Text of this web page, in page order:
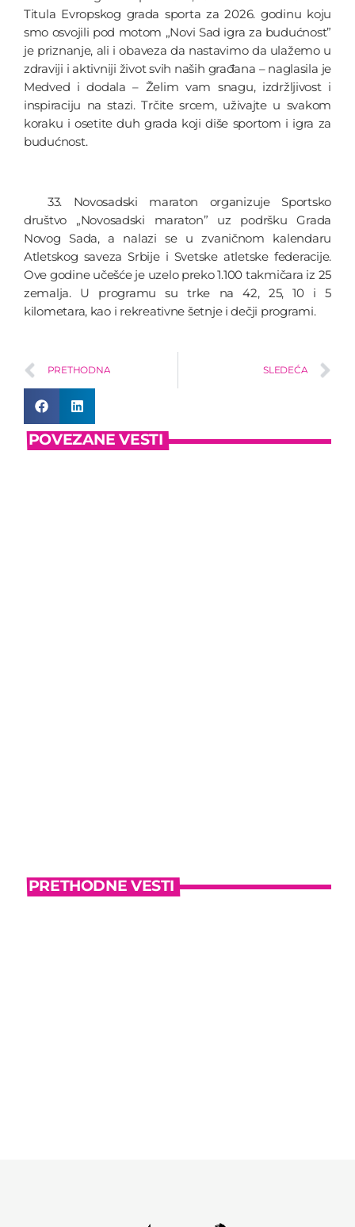
Titula Evropskog grada sporta za 2026. godinu koju
smo osvojili pod motom „Novi Sad igra za budućnost”
je priznanje, ali i obaveza da nastavimo da ulažemo u
zdraviji i aktivniji život svih naših građana – naglasila je
Medved i dodala – Želim vam snagu, izdržljivost i
inspiraciju na stazi. Trčite srcem, uživajte u svakom
koraku i osetite duh grada koji diše sportom i igra za
budućnost.
33. Novosadski maraton organizuje Sportsko
društvo „Novosadski maraton” uz podršku Grada
Novog Sada, a nalazi se u zvaničnom kalendaru
Atletskog saveza Srbije i Svetske atletske federacije.
Ove godine učešće je uzelo preko 1.100 takmičara iz 25
zemalja. U programu su trke na 42, 25, 10 i 5
kilometara, kao i rekreativne šetnje i dečji programi.
PRETHODNA SLEDEĆA
POVEZANE VESTI
PRETHODNE VESTI